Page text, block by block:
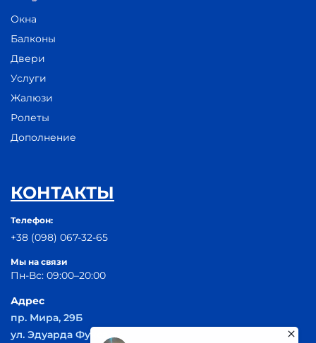
Окна
Балконы
Двери
Услуги
Жалюзи
Ролеты
Дополнение
КОНТАКТЫ
Телефон:
+38 (098) 067-32-65
Мы на связи
Пн-Вс: 09:00–20:00
Адрес
пр. Мира, 29Б
ул. Эдуарда Фукса 55